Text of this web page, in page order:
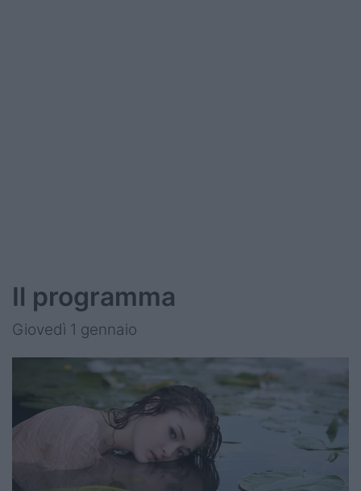
Il programma
Giovedì 1 gennaio